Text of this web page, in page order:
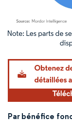
Image © Mordor
Par bénéfice